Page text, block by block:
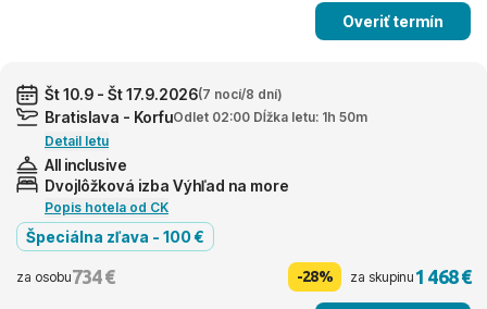
Overiť termín
Št 10.9 - Št 17.9.2026(7 nocí/8 dní)
Bratislava - KorfuOdlet 02:00 Dĺžka letu: 1h 50m
Detail letu
All inclusive
Dvojlôžková izba Výhľad na more
Popis hotela od CK
Špeciálna zľava - 100 €
za osobu734 € -28% za skupinu1 468 €